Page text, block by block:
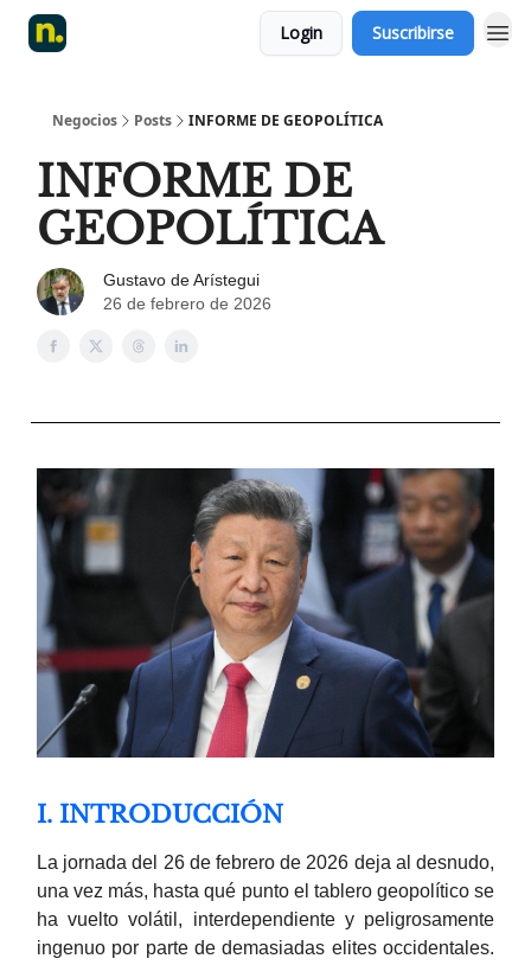
Login Suscribirse
Negocios Posts INFORME DE GEOPOLÍTICA
INFORME DE
GEOPOLÍTICA
Gustavo de Arístegui
26 de febrero de 2026
I. INTRODUCCIÓN
La jornada del 26 de febrero de 2026 deja al desnudo,
una vez más, hasta qué punto el tablero geopolítico se
ha vuelto volátil, interdependiente y peligrosamente
ingenuo por parte de demasiadas elites occidentales.